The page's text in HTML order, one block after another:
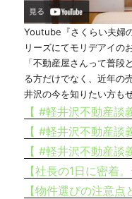
Youtube『さくらい夫婦
リーズにてモリデアイの
「不動産屋さんって普段
る方だけでなく、近年の
井沢の今を知りたい方も
【 #軽井沢不動産談
【 #軽井沢不動産談
【 #軽井沢不動産談
【社長の1日に密着
【物件選びの注意点